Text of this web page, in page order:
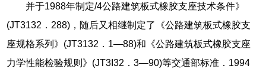
并于1988年制定/4公路建筑板式橡胶支座技术条件》
(JT3132．288)，随后又相继制定了《公路建筑板式橡胶支
座规格系列》(JT3132．1—88)和《公路建筑板式橡胶支座
力学性能检验规则》(JT3I32．3—90)等交通部标准．1994